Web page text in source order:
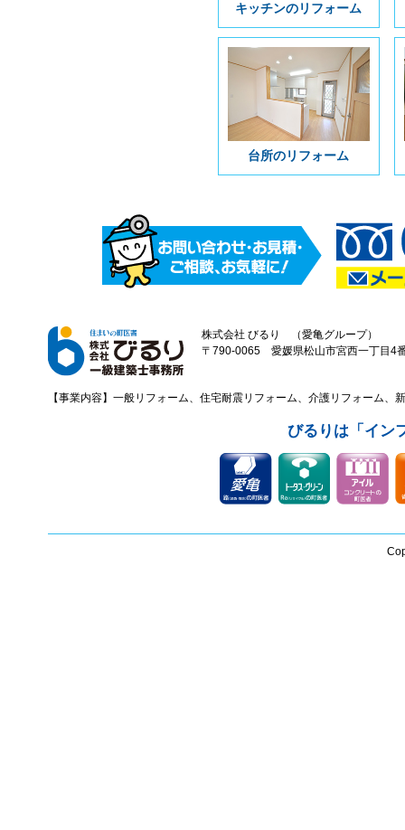
キッチンのリフォーム
台所のリフォーム
株式会社 びるり （愛亀グループ）
〒790-0065 愛媛県松山市宮西一丁
【事業内容】一般リフォーム、住宅耐震リフォーム、介護リフォーム
びるりは「イン